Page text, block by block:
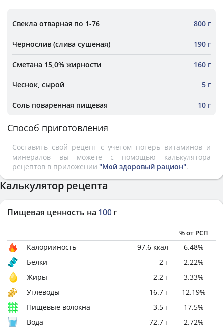
Свекла отварная по 1-76 800 г
Чернослив (слива сушеная) 190 г
Сметана 15,0% жирности 160 г
Чеснок, сырой 5 г
Соль поваренная пищевая 10 г
Способ приготовления
Составить свой рецепт с учетом потерь витаминов и
минералов вы можете с помощью калькулятора
рецептов в приложении "Мой здоровый рацион".
Калькулятор рецепта
Пищевая ценность на 100 г
% от РСП
Калорийность 97.6 ккал 6.48%
Белки
2 г 2.22%
Жиры
2.2 г 3.33%
Углеводы
16.7 г 12.19%
Пищевые волокна
3.5 г 17.5%
Вода
72.7 г 2.72%